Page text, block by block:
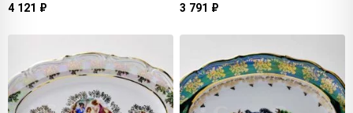
4 121 ₽ 3 791 ₽